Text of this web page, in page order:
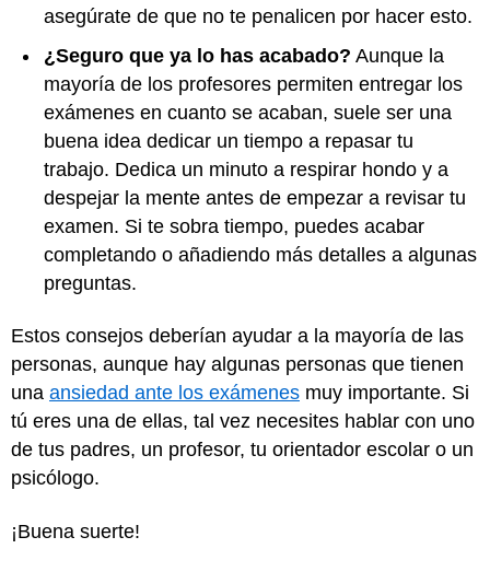
asegúrate de que no te penalicen por hacer esto.
¿Seguro que ya lo has acabado? Aunque la
mayoría de los profesores permiten entregar los
exámenes en cuanto se acaban, suele ser una
buena idea dedicar un tiempo a repasar tu
trabajo. Dedica un minuto a respirar hondo y a
despejar la mente antes de empezar a revisar tu
examen. Si te sobra tiempo, puedes acabar
completando o añadiendo más detalles a algunas
preguntas.
Estos consejos deberían ayudar a la mayoría de las
personas, aunque hay algunas personas que tienen
una ansiedad ante los exámenes muy importante. Si
tú eres una de ellas, tal vez necesites hablar con uno
de tus padres, un profesor, tu orientador escolar o un
psicólogo.
¡Buena suerte!